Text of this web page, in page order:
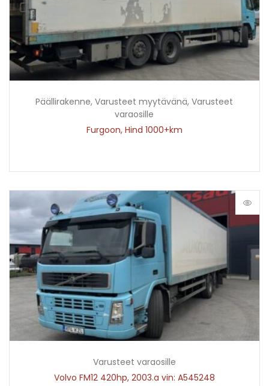
Päällirakenne,Varusteet myytävänä,Varusteet
varaosille
Furgoon, Hind 1000+km
Varusteet varaosille
Volvo FM12 420hp, 2003.a vin: A545248